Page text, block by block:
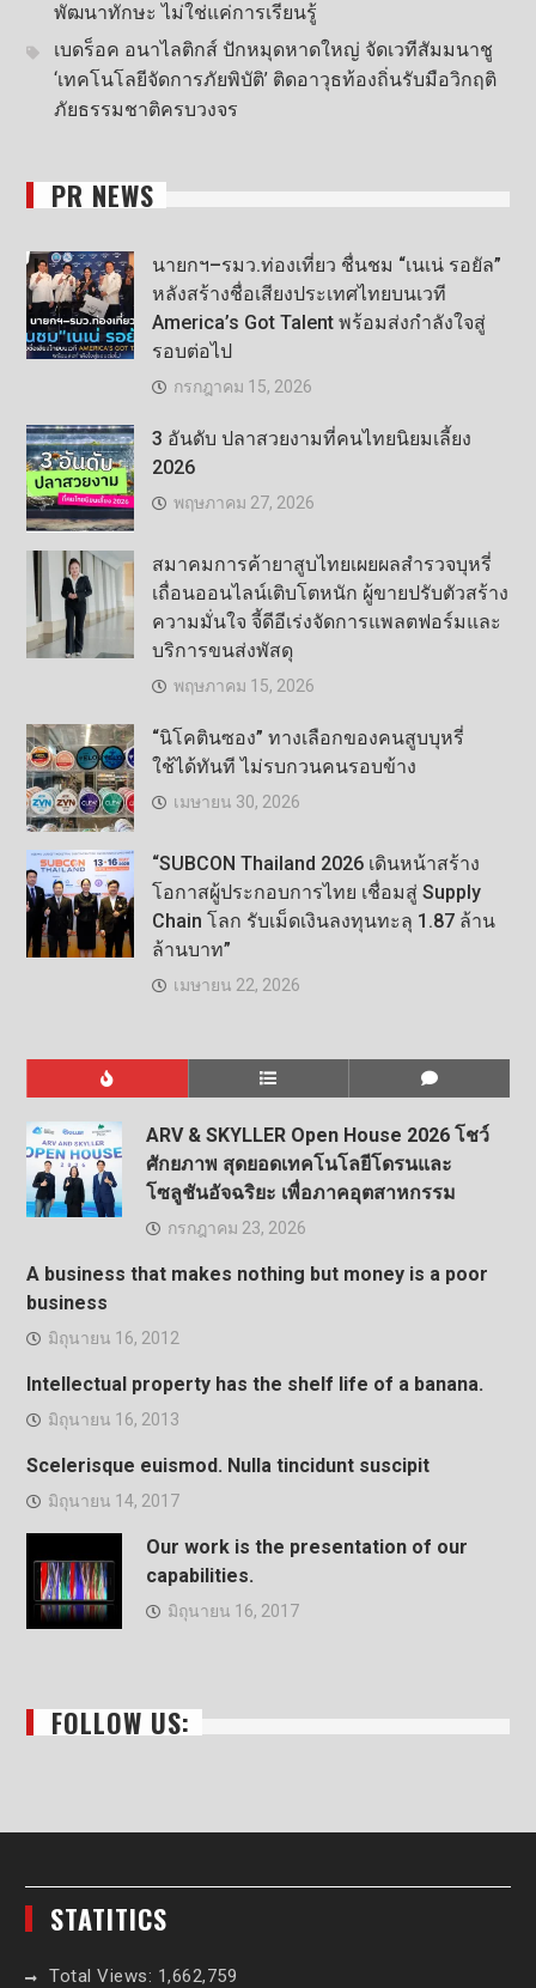
พัฒนาทักษะ ไม่ใช่แค่การเรียนรู้
เบดร็อค อนาไลติกส์ ปักหมุดหาดใหญ่ จัดเวทีสัมมนาชู
‘เทคโนโลยีจัดการภัยพิบัติ’ ติดอาวุธท้องถิ่นรับมือวิกฤติ
ภัยธรรมชาติครบวงจร
PR NEWS
นายกฯ–รมว.ท่องเที่ยว ชื่นชม “เนเน่ รอยัล”
หลังสร้างชื่อเสียงประเทศไทยบนเวที
America’s Got Talent พร้อมส่งกำลังใจสู่
รอบต่อไป
กรกฎาคม 15, 2026
3 อันดับ ปลาสวยงามที่คนไทยนิยมเลี้ยง
2026
พฤษภาคม 27, 2026
สมาคมการค้ายาสูบไทยเผยผลสำรวจบุหรี่
เถื่อนออนไลน์เติบโตหนัก ผู้ขายปรับตัวสร้าง
ความมั่นใจ จี้ดีอีเร่งจัดการแพลตฟอร์มและ
บริการขนส่งพัสดุ
พฤษภาคม 15, 2026
“นิโคตินซอง” ทางเลือกของคนสูบบุหรี่
ใช้ได้ทันที ไม่รบกวนคนรอบข้าง
เมษายน 30, 2026
“SUBCON Thailand 2026 เดินหน้าสร้าง
โอกาสผู้ประกอบการไทย เชื่อมสู่ Supply
Chain โลก รับเม็ดเงินลงทุนทะลุ 1.87 ล้าน
ล้านบาท”
เมษายน 22, 2026
ARV & SKYLLER Open House 2026 โชว์
ศักยภาพ สุดยอดเทคโนโลยีโดรนและ
โซลูชันอัจฉริยะ เพื่อภาคอุตสาหกรรม
กรกฎาคม 23, 2026
A business that makes nothing but money is a poor
business
มิถุนายน 16, 2012
Intellectual property has the shelf life of a banana.
มิถุนายน 16, 2013
Scelerisque euismod. Nulla tincidunt suscipit
มิถุนายน 14, 2017
Our work is the presentation of our
capabilities.
มิถุนายน 16, 2017
FOLLOW US:
STATITICS
Total Views: 1,662,759